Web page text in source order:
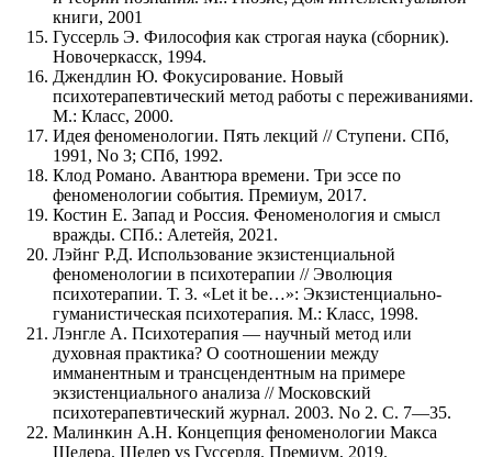
книги, 2001
Гуссерль Э. Философия как строгая наука (сборник).
Новочеркасск, 1994.
Джендлин Ю. Фокусирование. Новый
психотерапевтический метод работы с переживаниями.
М.: Класс, 2000.
Идея феноменологии. Пять лекций // Ступени. СПб,
1991, No 3; СПб, 1992.
Клод Романо. Авантюра времени. Три эссе по
феноменологии события. Премиум, 2017.
Костин Е. Запад и Россия. Феноменология и смысл
вражды. СПб.: Алетейя, 2021.
Лэйнг Р.Д. Использование экзистенциальной
феноменологии в психотерапии // Эволюция
психотерапии. Т. 3. «Let it be…»: Экзистенциально-
гуманистическая психотерапия. М.: Класс, 1998.
Лэнгле А. Психотерапия — научный метод или
духовная практика? О соотношении между
имманентным и трансцендентным на примере
экзистенциального анализа // Московский
психотерапевтический журнал. 2003. No 2. С. 7—35.
Малинкин А.Н. Концепция феноменологии Макса
Шелера. Шелер vs Гуссерля. Премиум, 2019.